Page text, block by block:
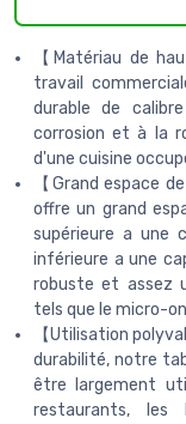
【Matériau de
travail
durable de
corrosion et à la
d'une cuisine
【Grand espace
offre un grand
supérieure a une
inférieure a une
robuste et assez
tels que le micro-
【Utilisation
durabilité, notre
être largement
restaurants, les